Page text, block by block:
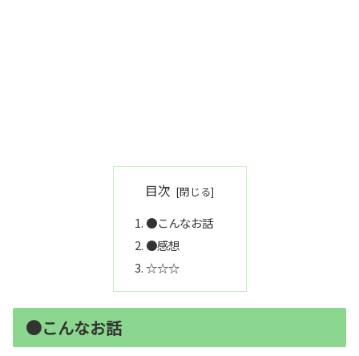
目次
●こんなお話
●感想
☆☆☆
●こんなお話